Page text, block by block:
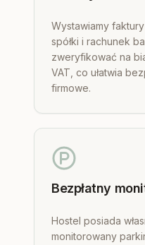
Wystawiamy
spółki i rachunek
zweryfikować na
VAT, co ułatwia
firmowe.
Bezpłatny
Hostel posiada
monitorowany